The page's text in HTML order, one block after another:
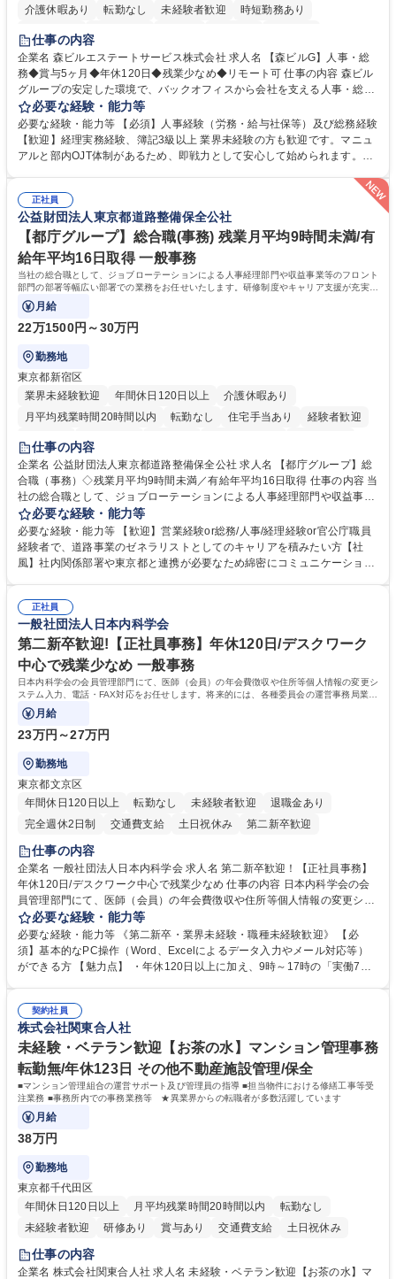
介護休暇あり 転勤なし 未経験者歓迎
時短勤務あり
経験者歓迎
完全週休2日制
交通費支給 長期歓迎 駅近5分以内 土日祝休み
仕事の内容
企業名 森ビルエステートサービス株式会社 求人名 【森ビルG】人事・総
務◆賞与5ヶ月◆年休120日◆残業少なめ◆リモート可 仕事の内容 森ビル
グループの安定した環境で、バックオフィスから会社を支える人事・総務
をお任せします。 労務と総務の業務をバランスよく担当し、ゆくゆくは制
度改定などのコア業務にも挑戦できる、やりがいある環境です。 ■勤怠管
理、給与計算、社会保険手続き、年末調整等の労務管理全般 ■入退社手続
き、社内規定の改定や人事制度改定などのコア業務 ■社内イベントの企画
は部内のOJTを中心に、あなたの経験に合わせて不足している部分はいつ
でも質問・相談できる環境が整っているため、安心して成長できます。 募
集職種 【森ビルG】人事・総務◆賞与5ヶ月◆年休120日◆残業少なめ◆
リモート可
必要な経験・能力等
必要な経験・能力等 【必須】人事経験（労務・給与社保等）及び総務経験
【歓迎】経理実務経験、簿記3級以上 業界未経験の方も歓迎です。マニュ
アルと部内OJT体制があるため、即戦力として安心して始められます。
ます。定型業務に留まらず、社内規定や人事制度の改定など会社のコア業
務に挑戦できるため、自身の成長と組織への貢献度をダイレクトに実感で
きます。 残業少なめ、週1日リモート可など、ワークライフバランスを保
ち長期活躍できる環境です。 「これまでの幅広い経験を活かし、長期的な
キャリアを築きたい」という前向きな意欲と挑戦を全力で応援します。 学
歴・資格 学歴：大学院 大学 高専 短大 専修学校 高校 語学力： 資格：日商
簿記検定1級 日商簿記検定2級 日商簿記検定3級
正社員
公益財団法人東京都道路整備保全公社
【都庁グループ】総合職(事務) 残業月平均9時間未満/有
給年平均16日取得 一般事務
当社の総合職として、ジョブローテーションによる人事経理部門や収益事業等のフロント
部門の部署等幅広い部署での業務をお任せいたします。研修制度やキャリア支援が充実し
ております！ ※下記業務詳細
月給
22万1500円～30万円
勤務地
東京都新宿区
業界未経験歓迎
年間休日120日以上
介護休暇あり
月平均残業時間20時間以内
転勤なし 住宅手当あり
経験者歓迎
研修あり
退職金あり
駅近5分以内
資格取得手当あり 食事補助あり
仕事の内容
企業名 公益財団法人東京都道路整備保全公社 求人名 【都庁グループ】総
合職（事務）◇残業月平均9時間未満／有給年平均16日取得 仕事の内容 当
社の総合職として、ジョブローテーションによる人事経理部門や収益事業
等のフロント部門の部署等幅広い部署での業務をお任せいたします。研修
制度やキャリア支援が充実しております！ ※下記業務詳細 【業務詳細】■
管理部門：広報、人事、経理など当公社の運営に係る管理業務 ■収益部
門：駐車場の新規開拓、管理運営、新宿駅西口広場の「イベントコーナ
道路施設や道路工事現場の見学ツアー事業 ※入社後は上記いずれかの部門
へ配属。※業務内容変更の範囲：会社の定める業務 募集職種 【都庁グル
ープ】総合職（事務）◇残業月平均9時間未満／有給年平均16日取得
必要な経験・能力等
必要な経験・能力等 【歓迎】営業経験or総務/人事/経理経験or官公庁職員
経験者で、道路事業のゼネラリストとしてのキャリアを積みたい方【社
風】社内関係部署や東京都と連携が必要なため綿密にコミュニケーション
部門など多岐に渡る業務を経験できます。 ■様々なプロジェクト：駐車場
事業の他、新宿駅西口広場内に設置された照明を兼ねた広告「ブライトサ
イン」の管理運営を行うなど、事業収益を生み出す活動を積極的に行って
います。 学歴・資格 学歴：大学院 大学 高専 短大 専修学校 高校 語学力：
資格：
正社員
一般社団法人日本内科学会
第二新卒歓迎!【正社員事務】年休120日/デスクワーク
中心で残業少なめ 一般事務
日本内科学会の会員管理部門にて、医師（会員）の年会費徴収や住所等個人情報の変更シ
ステム入力、電話・FAX対応をお任せします。将来的には、各種委員会の運営事務局業務
などにも幅広く携わっていただきます。
月給
23万円～27万円
勤務地
東京都文京区
年間休日120日以上
転勤なし 未経験者歓迎
退職金あり
完全週休2日制
交通費支給 土日祝休み 第二新卒歓迎
仕事の内容
企業名 一般社団法人日本内科学会 求人名 第二新卒歓迎！【正社員事務】
年休120日/デスクワーク中心で残業少なめ 仕事の内容 日本内科学会の会
員管理部門にて、医師（会員）の年会費徴収や住所等個人情報の変更シス
テム入力、電話・FAX対応をお任せします。将来的には、各種委員会の運
営事務局業務などにも幅広く携わっていただきます。 【会員管理・データ
入力業務】 ・医師（会員）の住所変更、個人情報のシステム登録・更新
・年会費の徴収管理や入金データの照合確認 【問い合わせ対応】 ・会員
年休120日/デスクワーク中心で残業少なめ
必要な経験・能力等
必要な経験・能力等 《第二新卒・業界未経験・職種未経験歓迎》 【必
須】基本的なPC操作（Word、Excelによるデータ入力やメール対応等）
ができる方 【魅力点】 ・年休120日以上に加え、9時～17時の「実働7時
整、資料作成、当日の運営サポート 学歴・資格 学歴：大学院 大学 語学
力： 資格：
契約社員
株式会社関東合人社
未経験・ベテラン歓迎【お茶の水】マンション管理事務
転勤無/年休123日 その他不動産施設管理/保全
■マンション管理組合の運営サポート及び管理員の指導 ■担当物件における修繕工事等受
注業務 ■事務所内での事務業務等 ★異業界からの転職者が多数活躍しています
月給
38万円
勤務地
東京都千代田区
年間休日120日以上
月平均残業時間20時間以内
転勤なし
未経験者歓迎
研修あり 賞与あり 交通費支給 土日祝休み
仕事の内容
企業名 株式会社関東合人社 求人名 未経験・ベテラン歓迎【お茶の水】マ